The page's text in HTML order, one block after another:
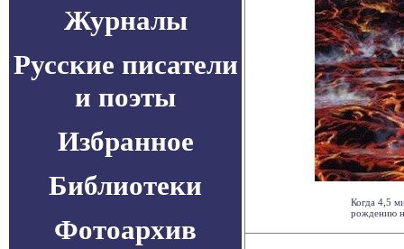
Журналы
Русские писатели
и поэты
Избранное
Библиотеки
Фотоархив
Когда 4,5
рождению